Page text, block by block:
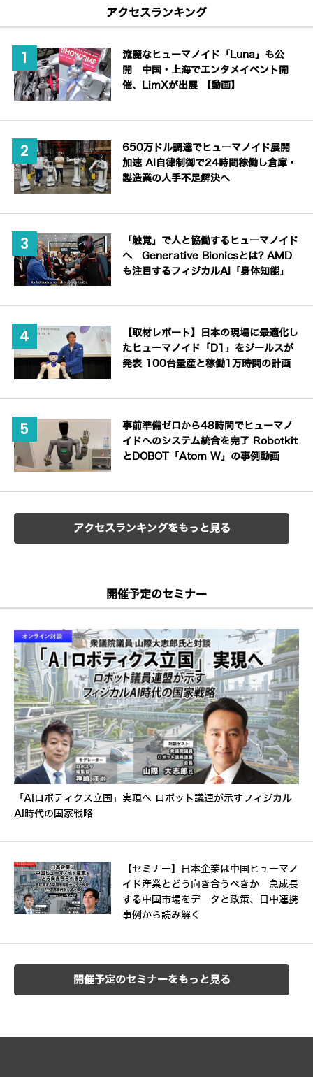
アクセスランキング
流麗なヒューマノイド「Luna」も公
開 中国・上海でエンタメイベント開
催、LimXが出展 【動画】
650万ドル調達でヒューマノイド展開
加速 AI自律制御で24時間稼働し倉庫・
製造業の人手不足解決へ
「触覚」で人と協働するヒューマノイド
へ Generative Bionicsとは? AMD
も注目するフィジカルAI「身体知能」
【取材レポート】日本の現場に最適化し
たヒューマノイド「D1」をジールスが
発表 100台量産と稼働1万時間の計画
事前準備ゼロから48時間でヒューマノ
イドへのシステム統合を完了 Robotkit
とDOBOT「Atom W」の事例動画
アクセスランキングをもっと見る
開催予定のセミナー
「AIロボティクス立国」実現へ ロボット議連が示すフィジカル
AI時代の国家戦略
【セミナー】日本企業は中国ヒューマノ
イド産業とどう向き合うべきか 急成長
する中国市場をデータと政策、日中連携
事例から読み解く
開催予定のセミナーをもっと見る